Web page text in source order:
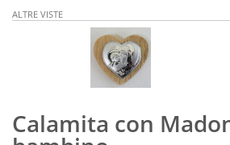
ALTRE VISTE
Calamita con